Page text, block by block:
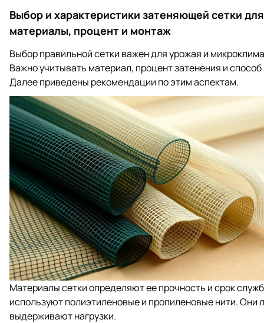
Выбор и характеристики затеняющей сетки
материалы, процент и монтаж
Выбор правильной сетки важен для урожая и
Важно учитывать материал, процент затенения и
Далее приведены рекомендации по этим аспектам.
Материалы сетки определяют ее прочность и срок
используют полиэтиленовые и пропиленовые нити. Они
выдерживают нагрузки.